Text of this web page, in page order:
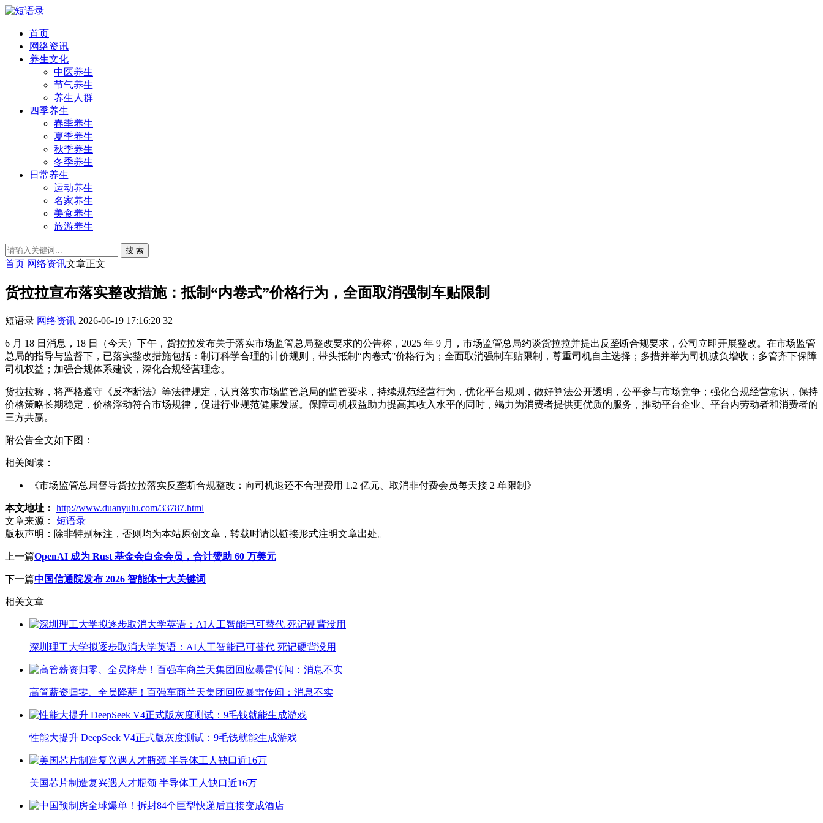
首页
网络资讯
养生文化
中医养生
节气养生
养生人群
四季养生
春季养生
夏季养生
秋季养生
冬季养生
日常养生
运动养生
名家养生
美食养生
旅游养生
搜 索
首页 网络资讯文章正文
货拉拉宣布落实整改措施：抵制“内卷式”价格行为，全面取消强制车贴限制
短语录 网络资讯 2026-06-19 17:16:20 32
6 月 18 日消息，18 日（今天）下午，货拉拉发布关于落实市场监管总局整改要求的公告称，2025 年 9 月，市场监管总局约谈货拉拉并提出反垄断合规要求，公司立即开展整改。在市场监管
总局的指导与监督下，已落实整改措施包括：制订科学合理的计价规则，带头抵制“内卷式”价格行为；全面取消强制车贴限制，尊重司机自主选择；多措并举为司机减负增收；多管齐下保障
司机权益；加强合规体系建设，深化合规经营理念。
货拉拉称，将严格遵守《反垄断法》等法律规定，认真落实市场监管总局的监管要求，持续规范经营行为，优化平台规则，做好算法公开透明，公平参与市场竞争；强化合规经营意识，保持
价格策略长期稳定，价格浮动符合市场规律，促进行业规范健康发展。保障司机权益助力提高其收入水平的同时，竭力为消费者提供更优质的服务，推动平台企业、平台内劳动者和消费者的
三方共赢。
附公告全文如下图：
相关阅读：
《市场监管总局督导货拉拉落实反垄断合规整改：向司机退还不合理费用 1.2 亿元、取消非付费会员每天接 2 单限制》
本文地址： http://www.duanyulu.com/33787.html
文章来源：
短语录
版权声明： 除非特别标注，否则均为本站原创文章，转载时请以链接形式注明文章出处。
上一篇OpenAI 成为 Rust 基金会白金会员，合计赞助 60 万美元
下一篇中国信通院发布 2026 智能体十大关键词
相关文章
深圳理工大学拟逐步取消大学英语：AI人工智能已可替代 死记硬背没用
高管薪资归零、全员降薪！百强车商兰天集团回应暴雷传闻：消息不实
性能大提升 DeepSeek V4正式版灰度测试：9毛钱就能生成游戏
美国芯片制造复兴遇人才瓶颈 半导体工人缺口近16万